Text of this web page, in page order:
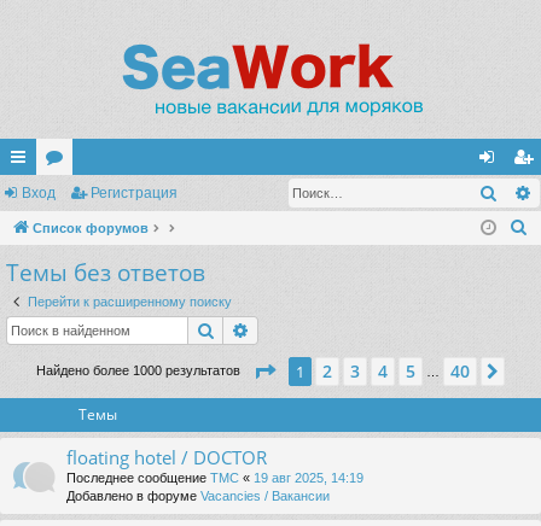
с
ы
лк
и
ор
ум
ы
хо
д
ег
ис
Вход Регистрация
Список форумов
Темы без ответов
Перейти к расширенному поиску
Поиск
Найдено более 1000 результатов Страница из 40
1 2 3 4 5 40
Темы
floating hotel / DOCTOR
Последнее сообщение TMC « 19 авг 2025, 14:19
Добавлено в форуме Vacancies / Вакансии